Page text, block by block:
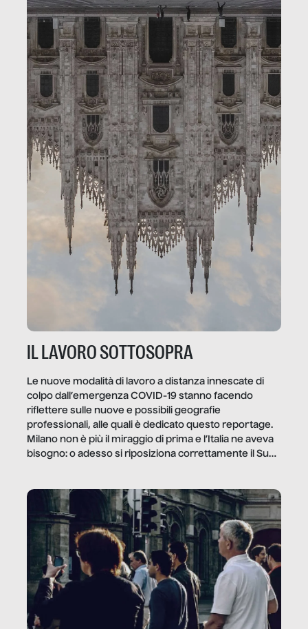
IL LAVORO SOTTOSOPRA
Le nuove modalità di lavoro a distanza innescate di
colpo dall’emergenza COVID-19 stanno facendo
riflettere sulle nuove e possibili geografie
professionali, alle quali è dedicato questo reportage.
Milano non è più il miraggio di prima e l’Italia ne aveva
bisogno: o adesso si riposiziona correttamente il Sud